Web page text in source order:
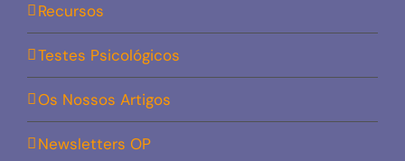
Recursos
Testes Psicológicos
Os Nossos Artigos
Newsletters OP